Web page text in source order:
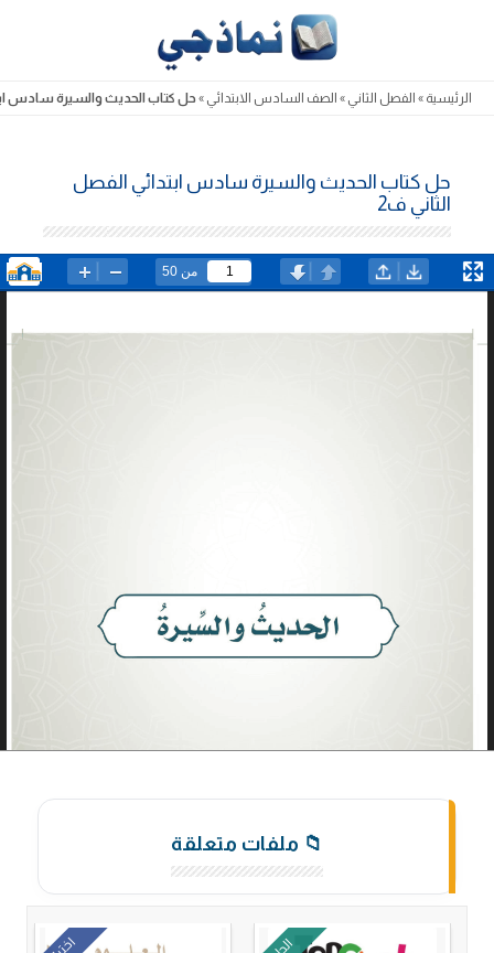
Skip
to
content
الرئيسية » الفصل الثاني » الصف السادس الابتدائي »حل كتاب الحديث والسيرة سادس
حل كتاب الحديث والسيرة سادس ابتدائي الفصل
الثاني ف2
📁 ملفات متعلقة